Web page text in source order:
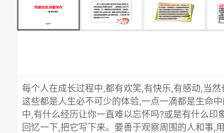
每个人在成长过程中,都有欢笑,有快乐,有感动,当
这些都是人生必不可少的体验,一点一滴都是生命
中,有什么经历让你一直难以忘怀吗?或是有什么印
回忆一下,把它写下来。要善于观察周围的人和事,